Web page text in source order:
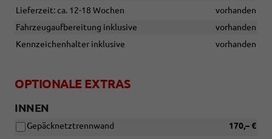
Lieferzeit: ca. 12-18 Wochen
vorhanden
Fahrzeugaufbereitung inklusive
vorhanden
Kennzeichenhalter inklusive
vorhanden
OPTIONALE EXTRAS
INNEN
170,– €
Gepäcknetztrennwand